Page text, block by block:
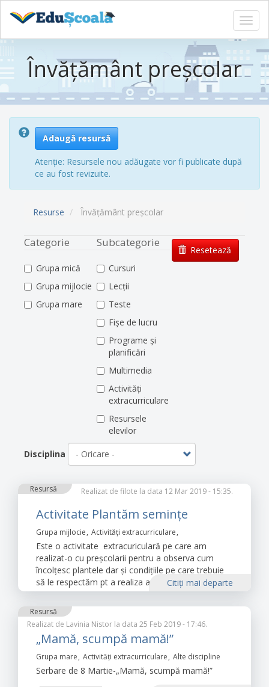
Sari
conținutul
principalÎnvățământ preșcolar
Adaugă resursă
Atenție: Resursele nou adăugate vor fi publicate după
ce au fost revizuite.
Resurse Învățământ preșcolar
Categorie
Grupa mică
Grupa mijlocie
Grupa mare
Subcategorie
Cursuri
Lecții
Teste
Fișe de lucru
Programe și
planificări
Multimedia
Activități
extracurriculare
Resursele
elevilor
Disciplina
Resetează
Resursă Realizat de filote la data 12 Mar 2019 - 15:35.
Activitate Plantăm semințe
Grupa mijlocie Activități extracurriculare
Este o activitate extracuriculară pe care am
realizat-o cu preșcolarii pentru a observa cum
încolțesc plantele dar și condițiile pe care trebuie
să le respectăm pt a realiza acest lucru.Citiţi mai departe
Resursă
Realizat de Lavinia Nistor la data 25 Feb 2019 - 17:46.
„Mamă, scumpă mamă!”
Grupa mare Activități extracurriculare Alte discipline
Serbare de 8 Martie-„Mamă, scumpă mamă!”